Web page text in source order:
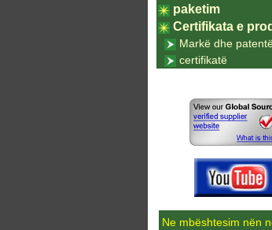
paketim
Certifikata e
Markë dhe
certifikatë
Ne mbështesim nën